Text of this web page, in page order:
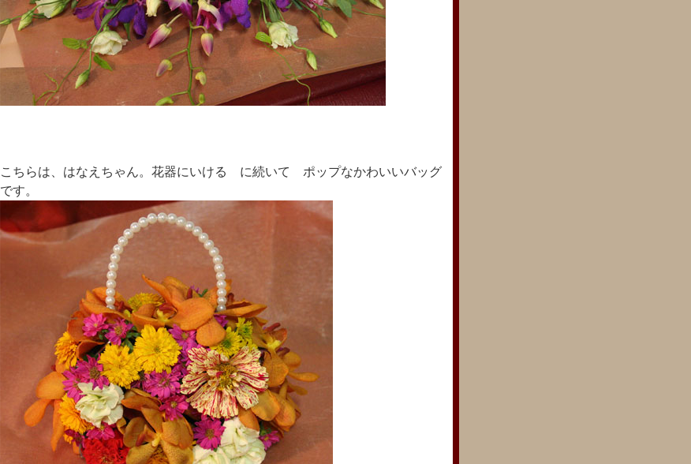
こちらは、はなえちゃん。花器にいける に続いて ポップなかわいいバッグ
です。